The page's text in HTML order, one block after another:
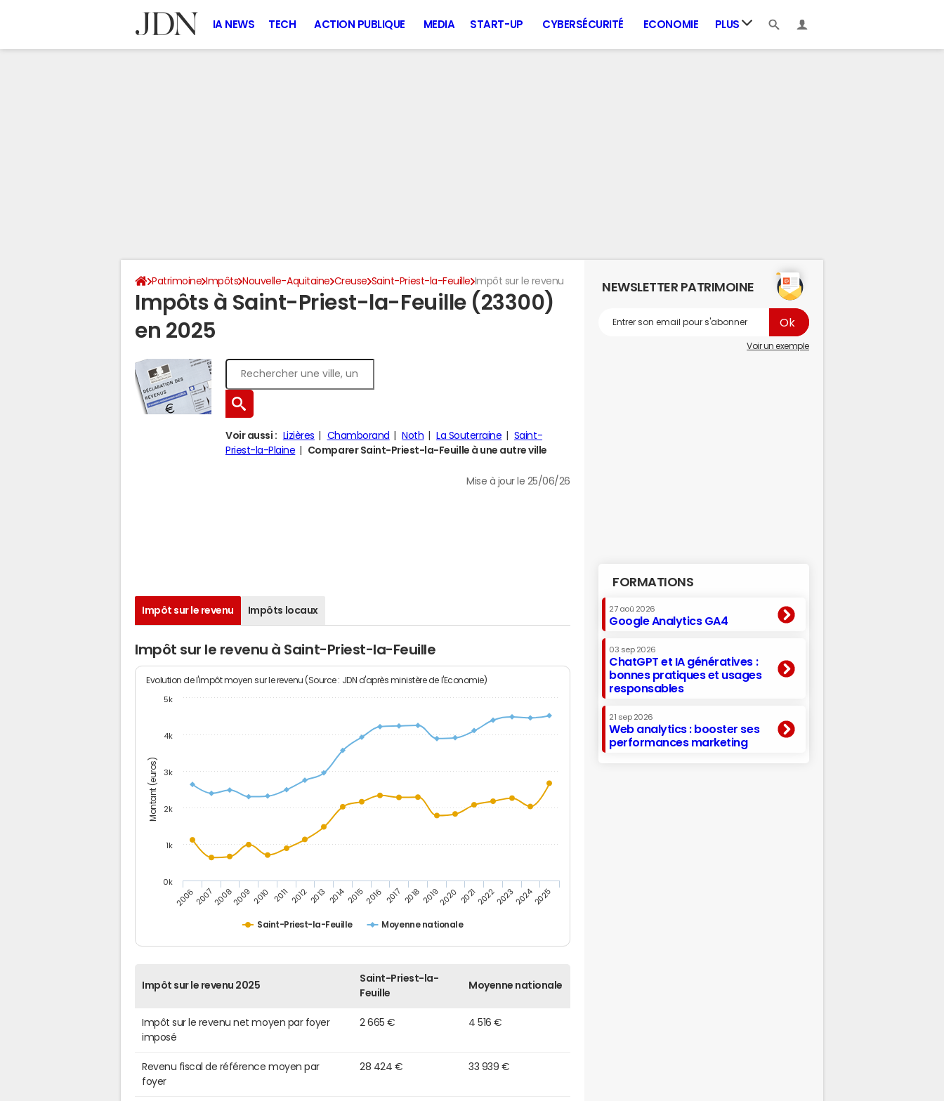
IA NEWS TECH ACTION PUBLIQUE MEDIA START-UP CYBERSÉCURITÉ ECONOMIE PLUS
Patrimoine Impôts Nouvelle-Aquitaine Creuse Saint-Priest-la-Feuille Impôt sur le revenu
Impôts à Saint-Priest-la-Feuille (23300)
en 2025
Voir aussi : Lizières Chamborand Noth La Souterraine
Saint-
Priest-la-Plaine
Comparer Saint-Priest-la-Feuille à une autre ville
Mise à jour le 25/06/26
Impôt sur le revenu Impôts locaux
Impôt sur le revenu à Saint-Priest-la-Feuille
Montant (euros)
Evolution de l'impôt moyen sur le revenu (Source : JDN d'après ministère de l'Economie)
Saint-Priest-la-Feuille Moyenne nationale
20062007200820092010 2011 20122013 201420152016 2017 201820192020 20212022202320242025
0k
1k
2k
3k
4k
5k
Impôt sur le revenu 2025
Saint-Priest-la-
Feuille
Moyenne nationale
Impôt sur le revenu net moyen par foyer
imposé
2 665 € 4 516 €
Revenu fiscal de référence moyen par
foyer
28 424 € 33 939 €
NEWSLETTER PATRIMOINE
Voir un exemple
FORMATIONS
27 aoû 2026
Google Analytics GA4
03 sep 2026
ChatGPT et IA génératives :
bonnes pratiques et usages
responsables
21 sep 2026
Web analytics : booster ses
performances marketing